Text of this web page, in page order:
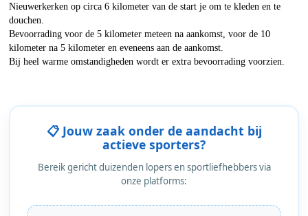
Nieuwerkerken op circa 6 kilometer van de start je om te kleden en te
douchen.
Bevoorrading voor de 5 kilometer meteen na aankomst, voor de 10
kilometer na 5 kilometer en eveneens aan de aankomst.
Bij heel warme omstandigheden wordt er extra bevoorrading voorzien.
📋 Jouw zaak onder de aandacht bij
actieve sporters?
Bereik gericht duizenden lopers en sportliefhebbers via
onze platforms: